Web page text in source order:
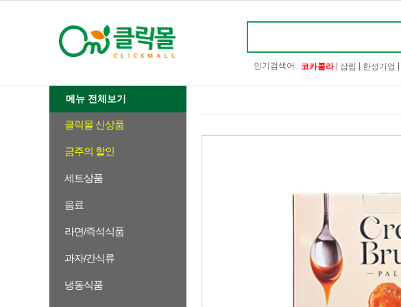
인기검색어 : 코카콜라| 삼립 한성기업
메뉴 전체보기
클릭몰 신상품
금주의 할인
세트상품
음료
라면/즉석식품
과자/간식류
냉동식품